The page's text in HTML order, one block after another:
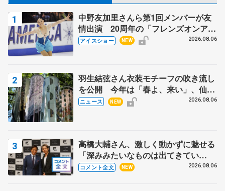
中野友加里さんら第1回メンバーが友
情出演 20周年の「フレンズオンアイ
ス」 宮本賢二さん、有川梨絵さん、
アイスショー NEW 2026.08.06
羽生結弦さん衣装モチーフの吹き流し
を公開 今年は「春よ、来い」、仙台
の瑞鳳殿
ニュース NEW 2026.08.06
高橋大輔さん、激しく動かずに魅せる
「深みみたいなものは出てきてい
る？」 〝兄さん〟と慕うレジェンド
コメント全文 NEW 2026.08.06